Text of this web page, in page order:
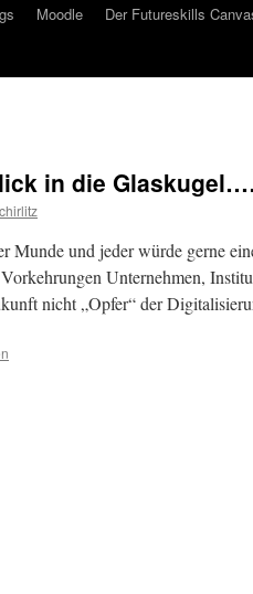
Moodle Der Futureskills
in die
Munde und jeder würde gerne
Unternehmen,
nicht „Opfer“ der